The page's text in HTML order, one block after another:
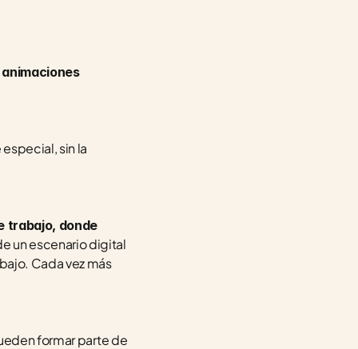
sin la
trabajo, donde
un escenario digital
Cada vez más
formar parte de